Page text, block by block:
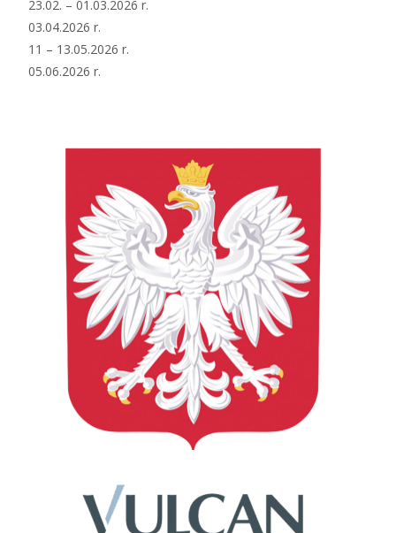
23.02. – 01.03.2026 r.
03.04.2026 r.
11 – 13.05.2026 r.
05.06.2026 r.